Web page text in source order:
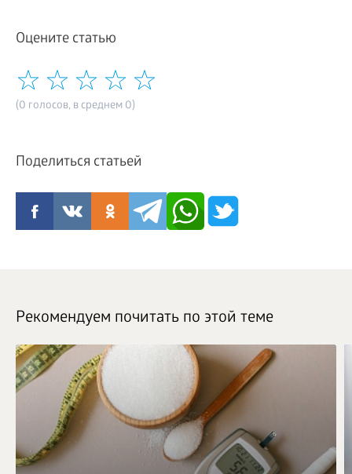
Оцените статью
(0 голосов, в среднем 0)
Поделиться статьей
Рекомендуем почитать по этой теме